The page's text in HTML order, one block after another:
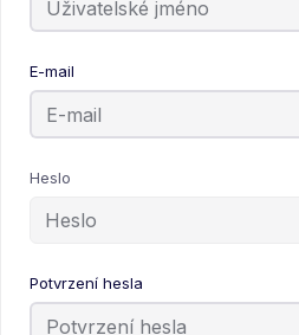
E-mail
Heslo
Potvrzení hesla